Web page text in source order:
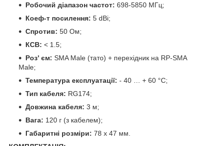
Робочий діапазон частот: 698-5850 МГц;
Коеф-т посилення: 5 dBi;
Спротив: 50 Ом;
КСВ: < 1.5;
Роз' єм: SMA Male (тато) + перехідник на RP-SMA
Male;
Температура експлуатації: - 40 … + 60 °С;
Тип кабеля: RG174;
Довжина кабеля: 3 м;
Вага: 120 г (з кабелем);
Габаритні розміри: 78 x 47 мм.